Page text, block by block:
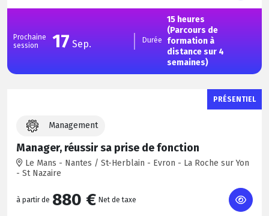
Prochaine
session
17 Sep. Durée
15 heures
(Parcours de
formation à
distance sur 4
semaines)
PRÉSENTIEL
Management
Manager, réussir sa prise de fonction
Le Mans - Nantes / St-Herblain - Evron - La Roche sur Yon
- St Nazaire
à partir de 880 € Net de taxe